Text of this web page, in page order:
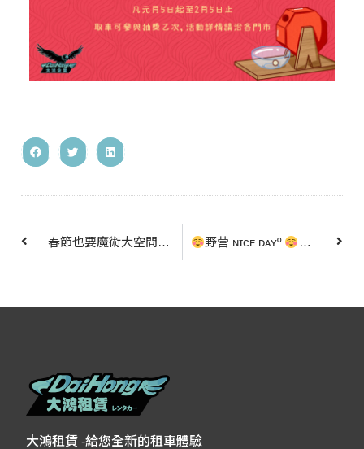
春節也要魔術大空間~SIENTA 5人 7人 都舒適 野营 ɴɪᴄᴇ ᴅᴀʏº 要畢業啦!!
大鴻租賃 -給您全新的租車體驗